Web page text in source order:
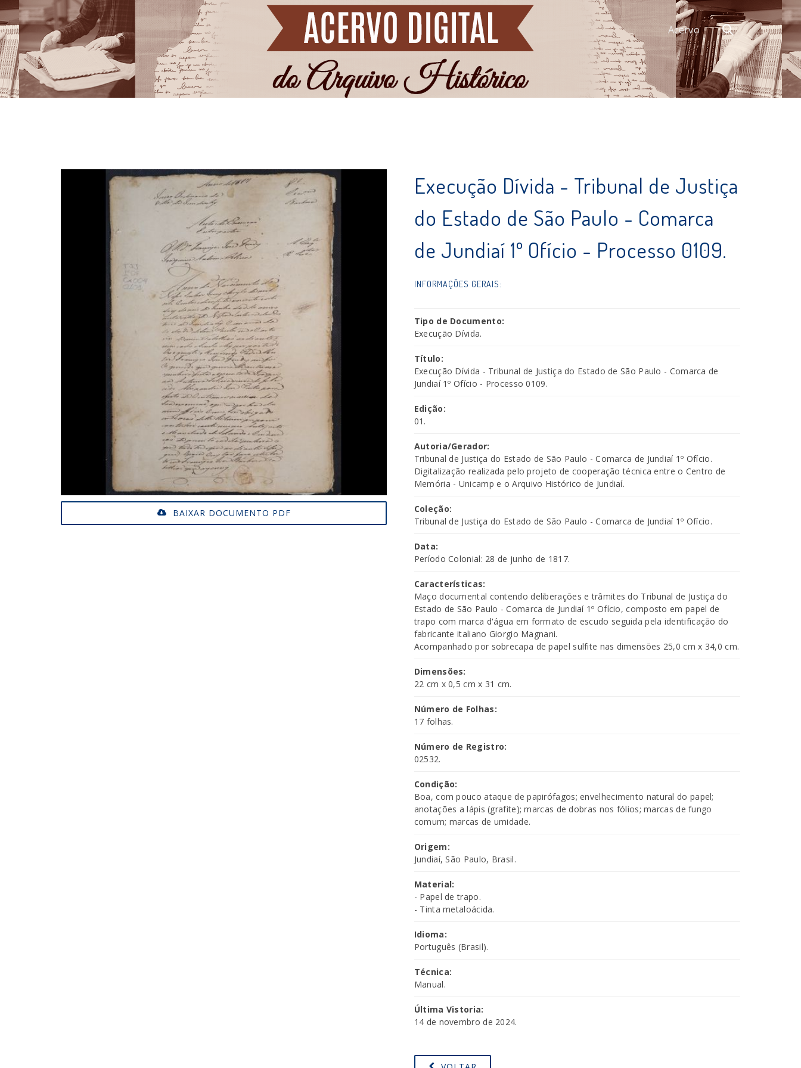
Acervo
BAIXAR DOCUMENTO PDF
Execução Dívida - Tribunal de Justiça
do Estado de São Paulo - Comarca
de Jundiaí 1º Ofício - Processo 0109.
INFORMAÇÕES GERAIS:
Tipo de Documento:
Execução Dívida.
Título:
Execução Dívida - Tribunal de Justiça do Estado de São Paulo - Comarca de
Jundiaí 1º Ofício - Processo 0109.
Edição:
01.
Autoria/Gerador:
Tribunal de Justiça do Estado de São Paulo - Comarca de Jundiaí 1º Ofício.
Digitalização realizada pelo projeto de cooperação técnica entre o Centro de
Memória - Unicamp e o Arquivo Histórico de Jundiaí.
Coleção:
Tribunal de Justiça do Estado de São Paulo - Comarca de Jundiaí 1º Ofício.
Data:
Período Colonial: 28 de junho de 1817.
Características:
Maço documental contendo deliberações e trâmites do Tribunal de Justiça do
Estado de São Paulo - Comarca de Jundiaí 1º Ofício, composto em papel de
trapo com marca d'água em formato de escudo seguida pela identificação do
fabricante italiano Giorgio Magnani.
Acompanhado por sobrecapa de papel sulfite nas dimensões 25,0 cm x 34,0 cm.
Dimensões:
22 cm x 0,5 cm x 31 cm.
Número de Folhas:
17 folhas.
Número de Registro:
02532.
Condição:
Boa, com pouco ataque de papirófagos; envelhecimento natural do papel;
anotações a lápis (grafite); marcas de dobras nos fólios; marcas de fungo
comum; marcas de umidade.
Origem:
Jundiaí, São Paulo, Brasil.
Material:
- Papel de trapo.
- Tinta metaloácida.
Idioma:
Português (Brasil).
Técnica:
Manual.
Última Vistoria:
14 de novembro de 2024.